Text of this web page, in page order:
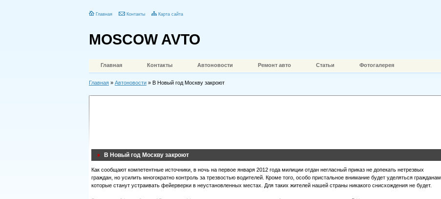
Главная Контакты Карта сайта
MOSCOW AVTO
Главная Контакты Автоновости Ремонт авто Статьи Фотогалерея
Главная » Автоновости » В Новый год Москву закроют
В Новый год Москву закроют
Как сообщают компетентные источники, в ночь на первое января 2012 года милиции отдан негласный приказ не допекать нетрезвых
граждан, но усилить многократно контроль за трезвостью водителей. Кроме того, особо пристальное внимание будет уделяться гражданам,
которые станут устраивать фейерверки в неустановленных местах. Для таких жителей нашей страны никакого снисхождения не будет.